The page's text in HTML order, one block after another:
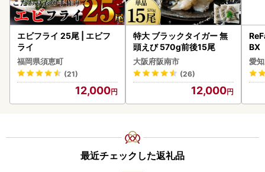
エビフライ 25尾 | エビフ
ライ
福岡県須恵町
(21)
12,000
特大 ブラックタイガー 無
頭えび 570g前後15尾
大阪府阪南市
(26)
12,000
BX
ー
ファ
愛
最近チェックした返礼品